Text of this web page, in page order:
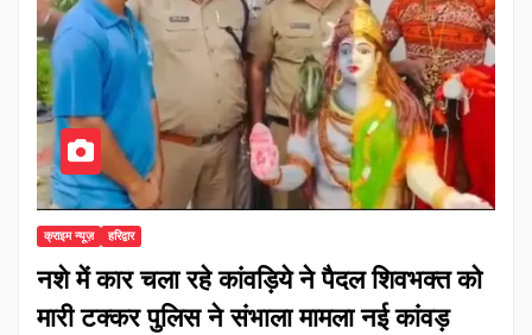
क्राइम न्यूज़ हरिद्वार
नशे में कार चला रहे कांवड़िये ने पैदल शिवभक्त को
मारी टक्कर पुलिस ने संभाला मामला नई कांवड़